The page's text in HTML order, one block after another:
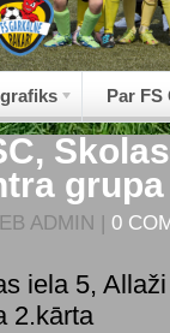
Par FS
ADMIN | 0
iela 5, Allaži
2.kārta